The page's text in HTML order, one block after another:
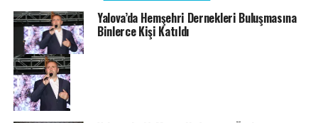
Yalova’da Hemşehri Dernekleri Buluşmasına
Binlerce Kişi Katıldı